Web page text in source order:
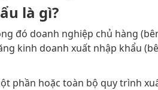
là gì?
đó doanh nghiệp chủ hàng
kinh doanh xuất nhập khẩu
phần hoặc toàn bộ quy trình